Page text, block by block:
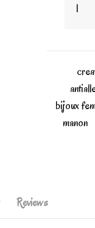
bijoux
manon
Reviews